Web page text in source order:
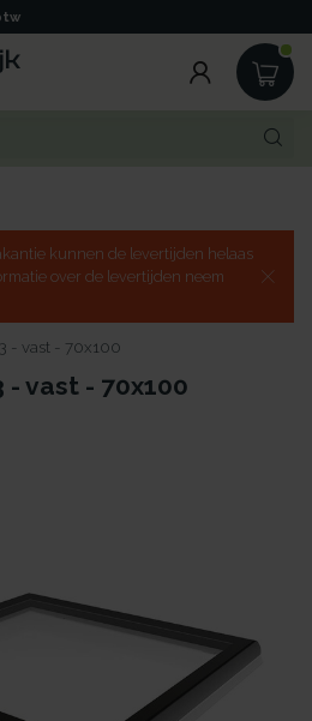
kunnen de levertijden helaas
over de levertijden neem
- vast - 70x100
- vast - 70x100